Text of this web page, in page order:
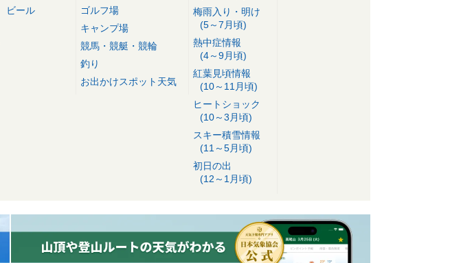
ビール
ゴルフ場
キャンプ場
競馬・競艇・競輪
釣り
お出かけスポット天気
梅雨入り・明け
(5～7月頃)
熱中症情報
(4～9月頃)
紅葉見頃情報
(10～11月頃)
ヒートショック
(10～3月頃)
スキー積雪情報
(11～5月頃)
初日の出
(12～1月頃)